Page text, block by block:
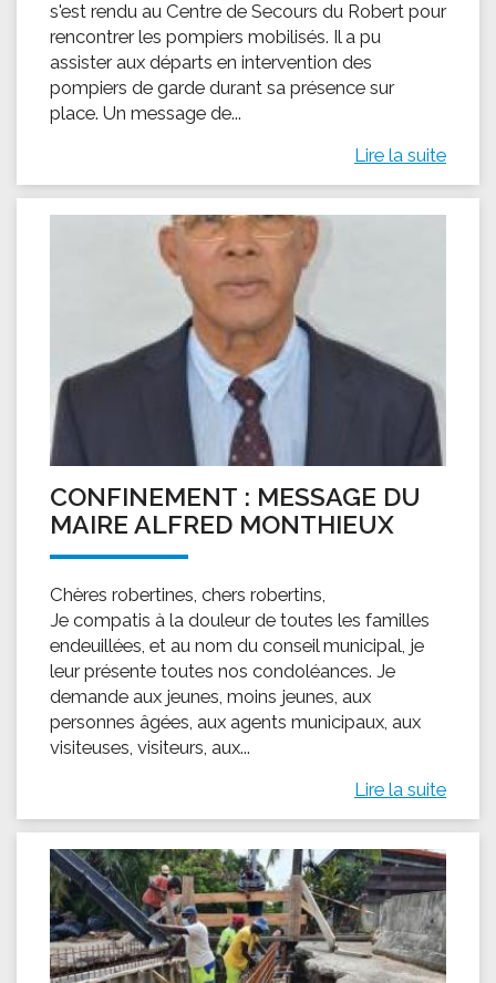
s'est rendu au Centre de Secours du Robert pour
rencontrer les pompiers mobilisés. Il a pu
assister aux départs en intervention des
pompiers de garde durant sa présence sur
place. Un message de...
Lire la suite
CONFINEMENT : MESSAGE DU
MAIRE ALFRED MONTHIEUX
Chères robertines, chers robertins,
Je compatis à la douleur de toutes les familles
endeuillées, et au nom du conseil municipal, je
leur présente toutes nos condoléances. Je
demande aux jeunes, moins jeunes, aux
personnes âgées, aux agents municipaux, aux
visiteuses, visiteurs, aux...
Lire la suite